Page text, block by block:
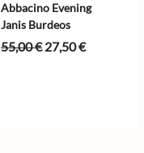
Abbacino Evening
Janis Burdeos
55,00€ El
27,50€El